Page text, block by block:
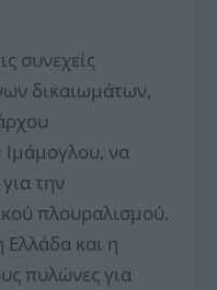
συνεχείς
δικαιωμάτων,
να
την
πλουραλισμού.
Ελλάδα και η
πυλώνες για